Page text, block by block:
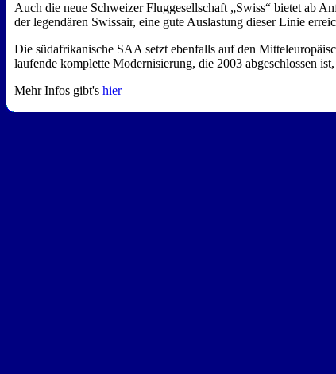
Auch die neue Schweizer Fluggesellschaft „Swiss“ bietet ab
der legendären Swissair, eine gute Auslastung dieser Linie
Die südafrikanische SAA setzt ebenfalls auf den
laufende komplette Modernisierung, die 2003 abgeschlossen
Mehr Infos gibt's hier